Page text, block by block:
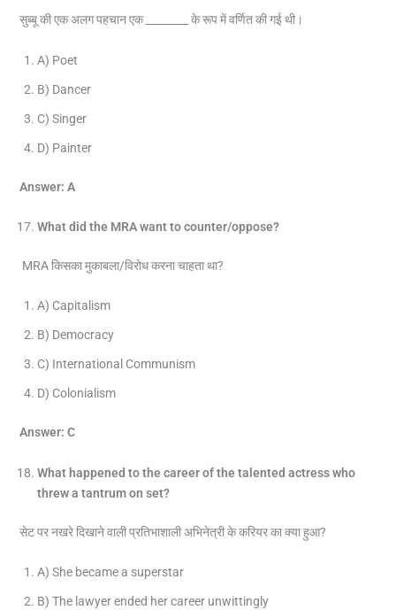
सुब्बू की एक अलग पहचान एक ________ के रूप में वर्णित की गई थी।
A) Poet
B) Dancer
C) Singer
D) Painter
Answer: A
What did the MRA want to counter/oppose?
MRA किसका मुकाबला/विरोध करना चाहता था?
A) Capitalism
B) Democracy
C) International Communism
D) Colonialism
Answer: C
What happened to the career of the talented actress who
threw a tantrum on set?
सेट पर नखरे दिखाने वाली प्रतिभाशाली अभिनेत्री के करियर का क्या हुआ?
A) She became a superstar
B) The lawyer ended her career unwittingly